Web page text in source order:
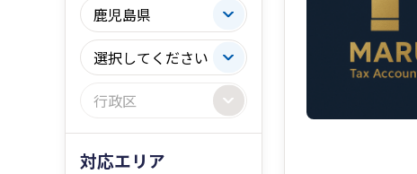
対応エリア